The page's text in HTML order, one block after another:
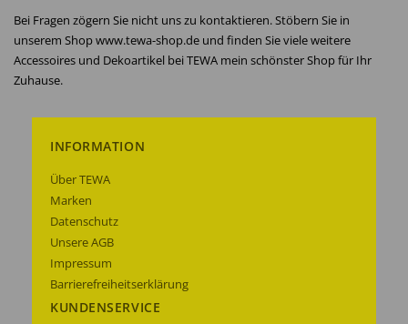
Bei Fragen zögern Sie nicht uns zu kontaktieren. Stöbern Sie in
unserem Shop www.tewa-shop.de und finden Sie viele weitere
Accessoires und Dekoartikel bei TEWA mein schönster Shop für Ihr
Zuhause.
INFORMATION
Über TEWA
Marken
Datenschutz
Unsere AGB
Impressum
Barrierefreiheitserklärung
KUNDENSERVICE